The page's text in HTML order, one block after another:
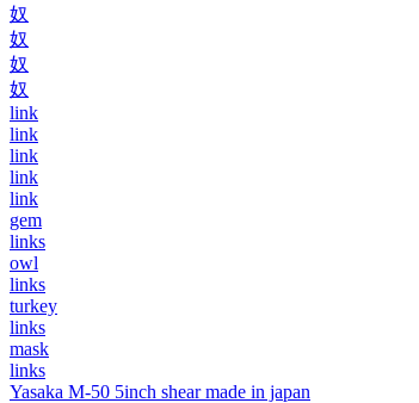
奴
奴
奴
奴
link
link
link
link
link
gem
links
owl
links
turkey
links
mask
links
Yasaka M-50 5inch shear made in japan